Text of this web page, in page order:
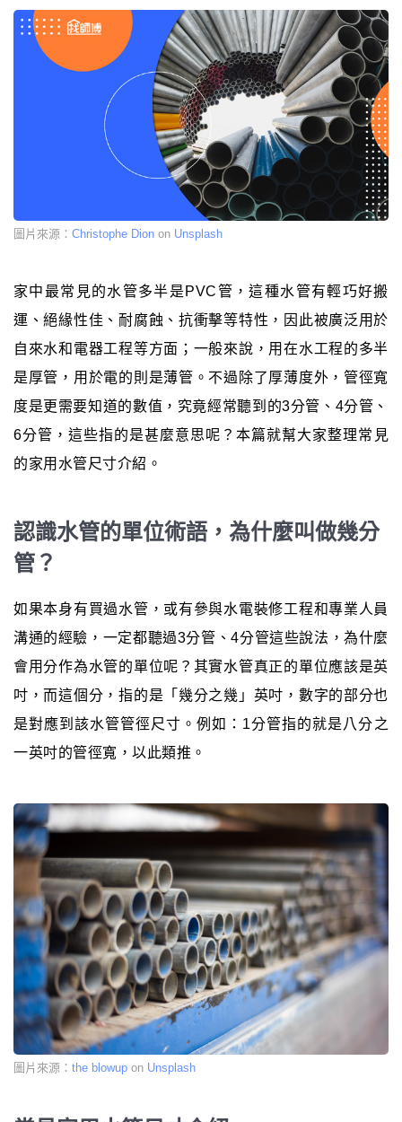
圖片來源： Christophe Dion on Unsplash
家中最常見的水管多半是PVC管，這種水管有輕巧好搬
運、絕緣性佳、耐腐蝕、抗衝擊等特性，因此被廣泛用於
自來水和電器工程等方面；一般來說，用在水工程的多半
是厚管，用於電的則是薄管。不過除了厚薄度外，管徑寬
度是更需要知道的數值，究竟經常聽到的3分管、4分管、
6分管，這些指的是甚麼意思呢？本篇就幫大家整理常見
的家用水管尺寸介紹。
認識水管的單位術語，為什麼叫做幾分
管？
如果本身有買過水管，或有參與水電裝修工程和專業人員
溝通的經驗，一定都聽過3分管、4分管這些說法，為什麼
會用分作為水管的單位呢？其實水管真正的單位應該是英
吋，而這個分，指的是「幾分之幾」英吋，數字的部分也
是對應到該水管管徑尺寸。例如：1分管指的就是八分之
一英吋的管徑寬，以此類推。
圖片來源： the blowup on Unsplash